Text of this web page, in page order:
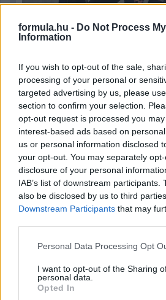
formula.hu - Do Not Process
Information
If you wish to opt-out of the sale,
processing of your personal or
targeted advertising by us, please
section to confirm your selection.
opt-out request is processed you
interest-based ads based on
us or personal information disclosed
your opt-out. You may separately
disclosure of your personal
IAB’s list of downstream participants.
also be disclosed by us to third
Downstream Participants that may
Please note that this website/app
not limited to your visit or usage
grant or deny consent to Google and
use your data for below specified
Personal Data Processing Opt
I want to opt-out of the Sharing
personal data.
Opted In
Nem tud úrrá lenni a
3 napja
Marko szerint a szurkolók nem